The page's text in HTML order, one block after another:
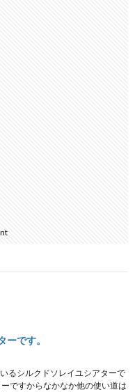
ーです。
るシルクドソレイユシアターで
ですからなかなか他の使い道は